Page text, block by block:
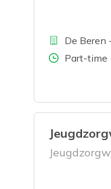
BedrijfDe Beren
Aantal uren
Part-time